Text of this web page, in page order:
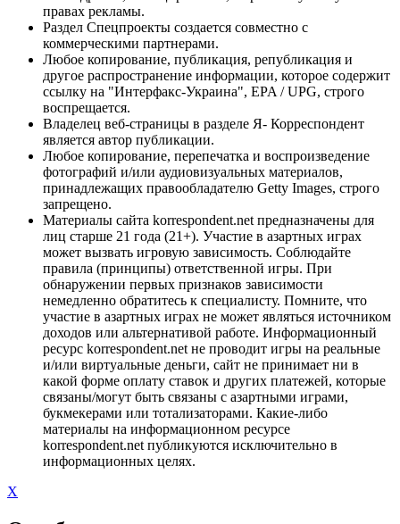
правах рекламы.
Раздел Спецпроекты создается совместно с
коммерческими партнерами.
Любое копирование, публикация, републикация и
другое распространение информации, которое содержит
ссылку на "Интерфакс-Украина", EPA / UPG, строго
воспрещается.
Владелец веб-страницы в разделе Я- Корреспондент
является автор публикации.
Любое копирование, перепечатка и воспроизведение
фотографий и/или аудиовизуальных материалов,
принадлежащих правообладателю Getty Images, строго
запрещено.
Материалы сайта korrespondent.net предназначены для
лиц старше 21 года (21+). Участие в азартных играх
может вызвать игровую зависимость. Соблюдайте
правила (принципы) ответственной игры. При
обнаружении первых признаков зависимости
немедленно обратитесь к специалисту. Помните, что
участие в азартных играх не может являться источником
доходов или альтернативой работе. Информационный
ресурс korrespondent.net не проводит игры на реальные
и/или виртуальные деньги, сайт не принимает ни в
какой форме оплату ставок и других платежей, которые
связаны/могут быть связаны с азартными играми,
букмекерами или тотализаторами. Какие-либо
материалы на информационном ресурсе
korrespondent.net публикуются исключительно в
информационных целях.
X